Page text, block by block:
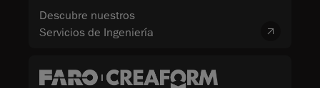
Descubre nuestros
Servicios de Ingeniería